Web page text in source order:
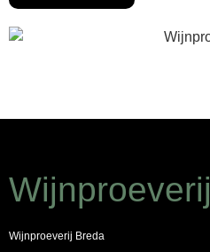
Wijnproeverij
Wijnproeverij Breda